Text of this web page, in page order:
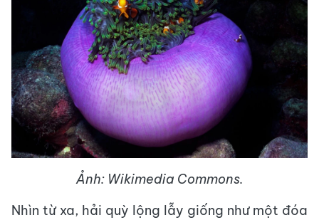
Ảnh: Wikimedia Commons.
Nhìn từ xa, hải quỳ lộng lẫy giống như một đóa